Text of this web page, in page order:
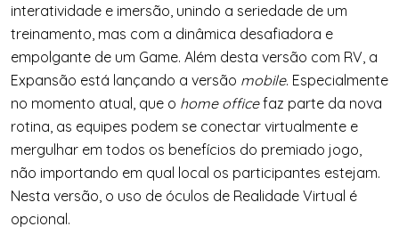
interatividade e imersão, unindo a seriedade de um
treinamento, mas com a dinâmica desafiadora e
empolgante de um Game. Além desta versão com RV, a
Expansão está lançando a versão mobile. Especialmente
no momento atual, que o home officefaz parte da nova
rotina, as equipes podem se conectar virtualmente e
mergulhar em todos os benefícios do premiado jogo,
não importando em qual local os participantes estejam.
Nesta versão, o uso de óculos de Realidade Virtual é
opcional.